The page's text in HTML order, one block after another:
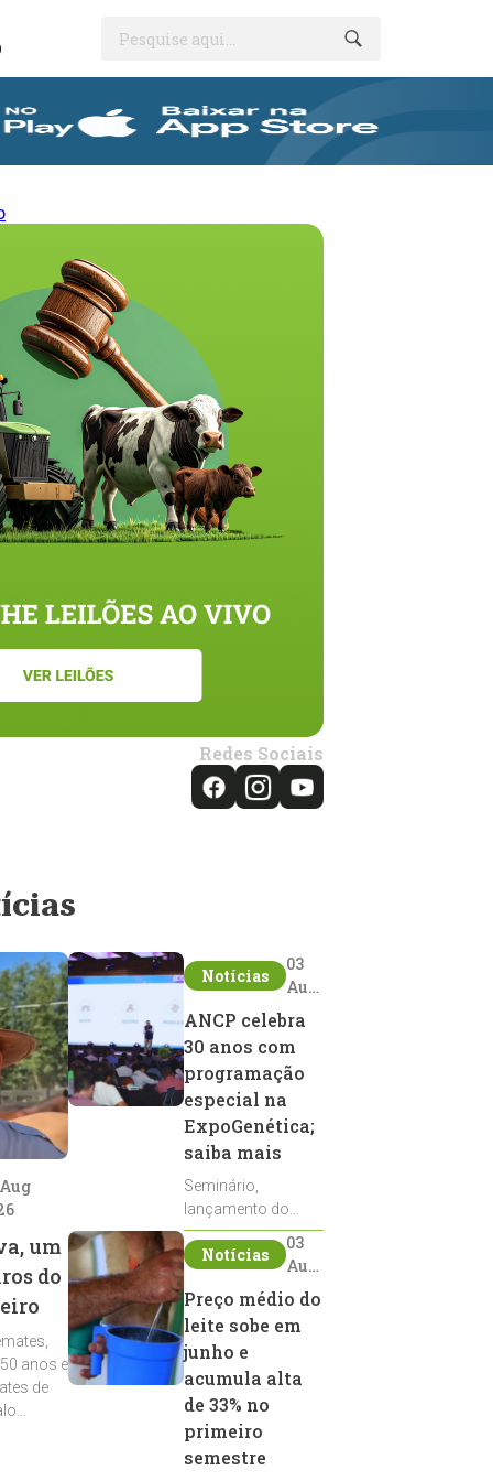
Pesquise aqui...
Redes Sociais
um
do
anos e
de
Notícias
03
Aug
ANCP celebra
30 anos com
programação
especial na
ExpoGenética;
saiba mais
Seminário,
lançamento do
Sumário de Touros,
debates, podcast,
reprodutores e
homenagens
integram a
programação da
entidade durante a
ExpoGenética 2026
Notícias
03
Aug
2026
Preço médio do
leite sobe em
junho e
acumula alta
de 33% no
primeiro
semestre